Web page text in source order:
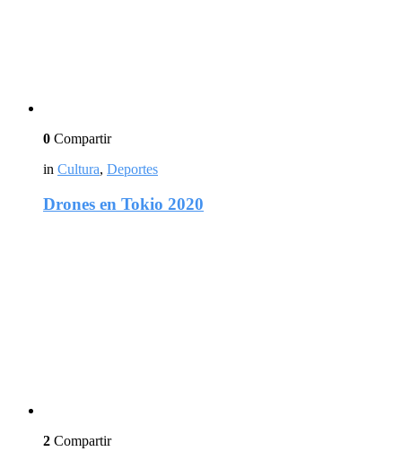
0 Compartir
in Cultura, Deportes
Drones en Tokio 2020
2 Compartir